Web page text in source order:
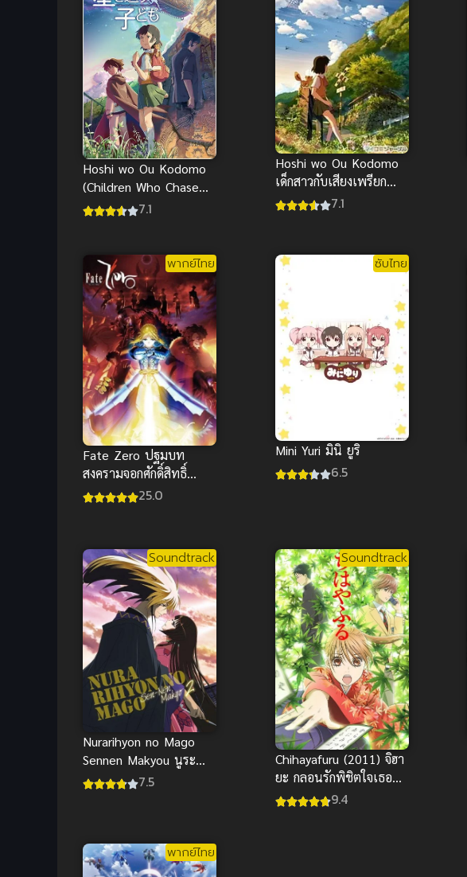
Hoshi wo Ou Kodomo
(Children Who Chase
Lost Voices) เด็กสาวกับ
7.1
Hoshi wo Ou Kodomo
เด็กสาวกับเสียงเพรียก
แห่งพิภพเทพา ซับไทย
7.1
พากย์ไทย
Fate Zero ปฐมบท
สงครามจอกศักดิ์สิทธิ์
พากย์ไทย 25.0
ซับไทย
Mini Yuri มินิ ยูริ
6.5
Soundtrack
Nurarihyon no Mago
Sennen Makyou นูระ
หลานจอมภูต ภาค 2
7.5
Soundtrack
Chihayafuru (2011) จิฮา
ยะ กลอนรักพิชิตใจเธอ
ภาค 1
9.4
พากย์ไทย